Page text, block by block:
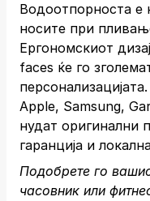
Водоотпорноста е
носите при
Ергономскиот
faces ќе го
Apple, Samsung,
нудат оригинални
гаранција и
Подобрете го
часовник или